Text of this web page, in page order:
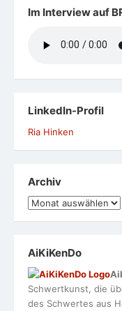
Im Interview auf
LinkedIn-Profil
Ria Hinken
Archiv
Archiv
AiKiKenDo
Schwertkunst, die
des Schwertes aus